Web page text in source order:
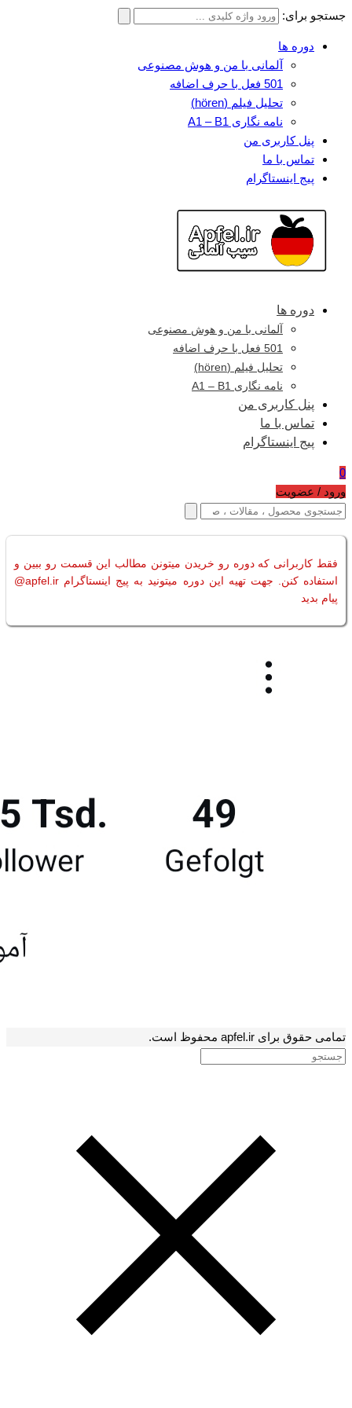
جستجو برای:
دوره ها
آلمانی با من و هوش مصنوعی
501 فعل با حرف اضافه
تحلیل فیلم (hören)
نامه نگاری A1 – B1
پنل کاربری من
تماس با ما
پیج اینستاگرام
دوره ها
آلمانی با من و هوش مصنوعی
501 فعل با حرف اضافه
تحلیل فیلم (hören)
نامه نگاری A1 – B1
پنل کاربری من
تماس با ما
پیج اینستاگرام
0
ورود / عضویت
فقط کاربرانی که دوره رو خریدن میتونن مطالب این قسمت رو ببین و
استفاده کنن. جهت تهیه این دوره میتونید به پیج اینستاگرام apfel.ir@
پیام بدید
تمامی حقوق برای apfel.ir محفوظ است.